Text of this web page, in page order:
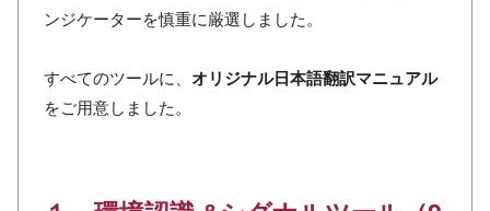
ンジケーターを慎重に厳選しました。
すべてのツールに、 オリジナル日本語翻訳マニュアル
をご用意しました。